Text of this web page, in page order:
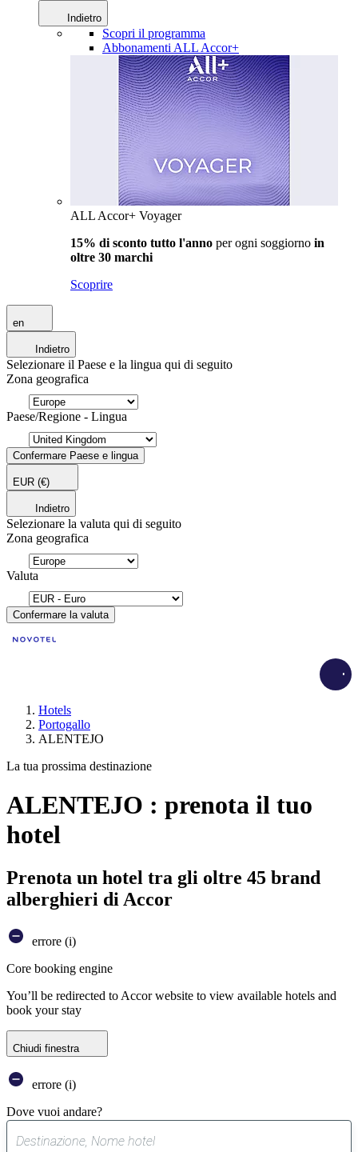
Indietro
Scopri il programma
Abbonamenti ALL Accor+
ALL Accor+ Voyager
15% di sconto tutto l'anno per ogni soggiorno in
oltre 30 marchi
Scoprire
en
Indietro
Selezionare il Paese e la lingua qui di seguito
Zona geografica
Paese/Regione - Lingua
Confermare Paese e lingua
EUR (€)
Indietro
Selezionare la valuta qui di seguito
Zona geografica
Valuta
Confermare la valuta
Hotels
Portogallo
ALENTEJO
La tua prossima destinazione
ALENTEJO : prenota il tuo
hotel
Prenota un hotel tra gli oltre 45 brand
alberghieri di Accor
errore (i)
Core booking engine
You’ll be redirected to Accor website to view available hotels and
book your stay
Chiudi finestra
errore (i)
Dove vuoi andare?